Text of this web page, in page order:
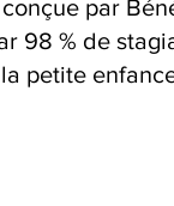
par
98 % de
petite